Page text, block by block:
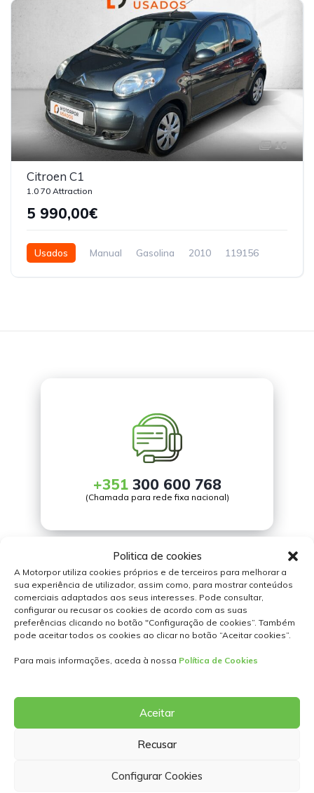
Politica de cookies
A Motorpor utiliza cookies próprios e de terceiros para melhorar a
sua experiência de utilizador, assim como, para mostrar conteúdos
comerciais adaptados aos seus interesses. Pode consultar,
configurar ou recusar os cookies de acordo com as suas
preferências clicando no botão "Configuração de cookies”. Também
pode aceitar todos os cookies ao clicar no botão “Aceitar cookies”.
Para mais informações, aceda à nossa Política de Cookies
Aceitar
Recusar
Configurar Cookies
16
Citroen C1
1.0 70 Attraction
5 990,00€
Usados Manual Gasolina 2010
119156
+351300 600 768
(Chamada para rede fixa nacional)
LOCALIZAÇÕES
CONTACTE-NOS